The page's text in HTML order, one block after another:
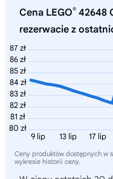
Cena LEGO® 42648
rezerwacie z
87 zł
86 zł
85 zł
84 zł
83 zł
82 zł
81 zł
80 zł
17 lip
13 lip
9 lip
Ceny produktów dostępnych w
wykresie historii ceny.